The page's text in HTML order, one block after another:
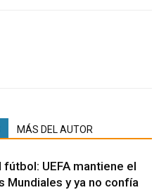
MÁS DEL AUTOR
fútbol: UEFA mantiene el
Mundiales y ya no confía